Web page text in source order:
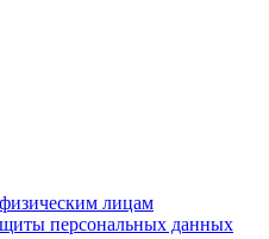
лицам
персональных данных